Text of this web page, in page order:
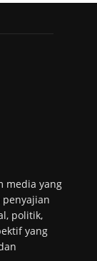
media yang
politik,
yang